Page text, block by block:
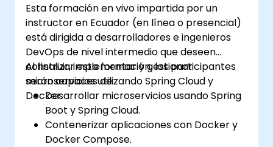
Esta formación en vivo impartida por un
instructor en Ecuador (en línea o presencial)
está dirigida a desarrolladores e ingenieros
DevOps de nivel intermedio que deseen
construir, implementar y gestionar
microservicios utilizando Spring Cloud y
Docker.
Al finalizar esta formación, los participantes
serán capaces de:
Desarrollar microservicios usando Spring
Boot y Spring Cloud.
Contenerizar aplicaciones con Docker y
Docker Compose.